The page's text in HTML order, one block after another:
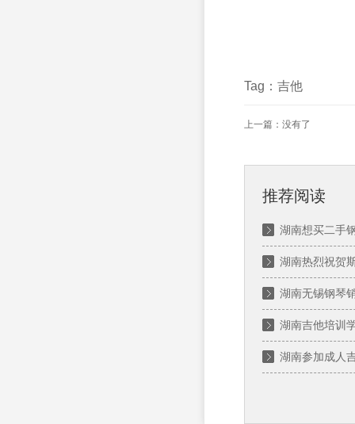
Tag：吉他
上一篇：没有了
推荐阅读
湖南想买二手
湖南热烈祝贺
湖南无锡钢琴
湖南吉他培训
湖南参加成人